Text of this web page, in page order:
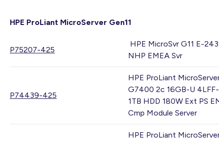
HPE ProLiant MicroServer Gen11
P75207-425
HPE MicroSvr G11 E-
NHP EMEA Svr
P74439-425
HPE ProLiant
G7400 2c 16GB-U
1TB HDD 180W Ext PS
Cmp Module Server
HPE ProLiant